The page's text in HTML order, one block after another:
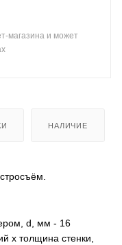
магазина и может
НАЛИЧИЕ
d, мм - 16
х толщина стенки,